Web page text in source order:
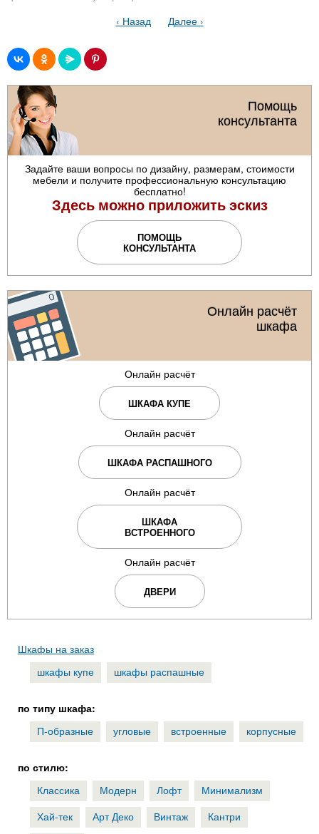
‹ Назад
Далее ›
Помощь
консультанта
Задайте ваши вопросы по дизайну, размерам, стоимости
мебели и получите профессиональную консультацию
бесплатно!
Здесь можно приложить эскиз
ПОМОЩЬ
КОНСУЛЬТАНТА
Онлайн расчёт
шкафа
Онлайн расчёт
ШКАФА КУПЕ
Онлайн расчёт
ШКАФА РАСПАШНОГО
Онлайн расчёт
ШКАФА
ВСТРОЕННОГО
Онлайн расчёт
ДВЕРИ
Шкафы на заказ
шкафы купе
шкафы распашные
по типу шкафа:
П-образные
угловые встроенные корпусные
по стилю:
Классика
Модерн Лофт
Минимализм
Хай-тек
Арт Деко Винтаж
Кантри